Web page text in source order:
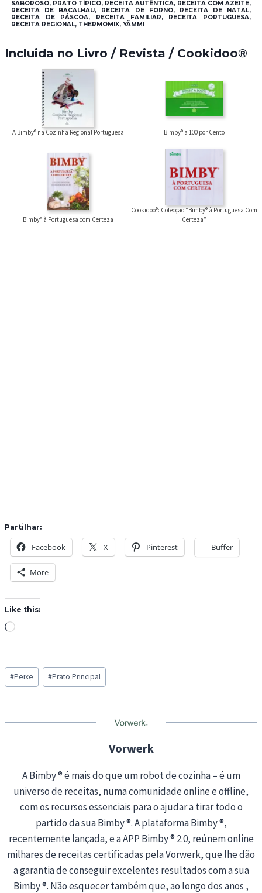
SABOROSO, PRATO TÍPICO, RECEITA AUTÊNTICA, RECEITA COM AZEITE,
RECEITA DE BACALHAU, RECEITA DE FORNO, RECEITA DE NATAL,
RECEITA DE PÁSCOA, RECEITA FAMILIAR, RECEITA PORTUGUESA,
RECEITA REGIONAL, THERMOMIX, YÄMMI
Incluida no Livro / Revista / Cookidoo®
A Bimby® na Cozinha Regional Portuguesa Bimby® a 100 por Cento
Bimby® à Portuguesa com Certeza
Cookidoo®: Colecção “Bimby® à Portuguesa Com
Certeza”
Partilhar:
Facebook X Pinterest Buffer
More
Like this:
L
d
i
g
Post
Tags:
#Peixe #Prato Principal
Vorwerk
A Bimby ® é mais do que um robot de cozinha – é um
universo de receitas, numa comunidade online e offline,
com os recursos essenciais para o ajudar a tirar todo o
partido da sua Bimby ®. A plataforma Bimby ®,
recentemente lançada, e a APP Bimby ® 2.0, reúnem online
milhares de receitas certificadas pela Vorwerk, que lhe dão
a garantia de conseguir excelentes resultados com a sua
Bimby ®. Não esquecer também que, ao longo dos anos ,